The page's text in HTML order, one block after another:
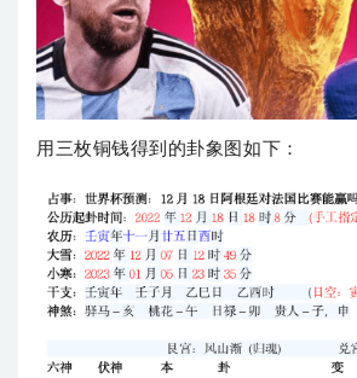
用三枚铜钱得到的卦象图如下：